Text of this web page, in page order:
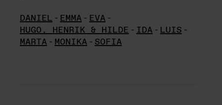
DANIEL - EMMA - EVA -
HUGO, HENRIK & HILDE - IDA - LUIS -
MARTA - MONIKA - SOFIA